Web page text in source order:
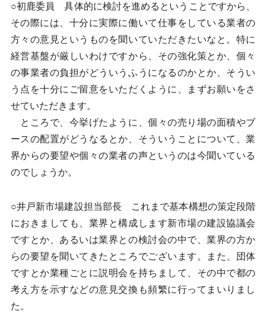
○初鹿委員 具体的に検討を進めるということですから、
その際には、十分に実際に働いて仕事をしている業者の
方々の意見というものを聞いていただきたいなと。特に
経営基盤が厳しいわけですから、その強化策とか、個々
の事業者の負担がどういうふうになるのかとか、そうい
う点を十分にご留意をいただくように、まずお願いをさ
せていただきます。
ところで、今挙げたように、個々の売り場の面積やブ
ースの配置がどうなるとか、そういうことについて、業
界からの要望や個々の業者の声というのは今聞いている
のでしょうか。
○井戸新市場建設担当部長 これまで基本構想の策定段階
におきましても、業界と構成します新市場の建設協議会
ですとか、あるいは業界との検討会の中で、業界の方か
らの要望を聞いてきたところでございます。また、団体
ですとか業種ごとに説明会を持ちまして、その中で都の
考え方を示すなどの意見交換も頻繁に行ってまいりまし
た。